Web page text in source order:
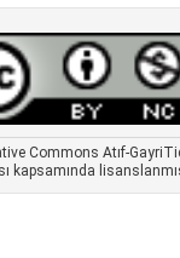
Commons Atıf-
kapsamında